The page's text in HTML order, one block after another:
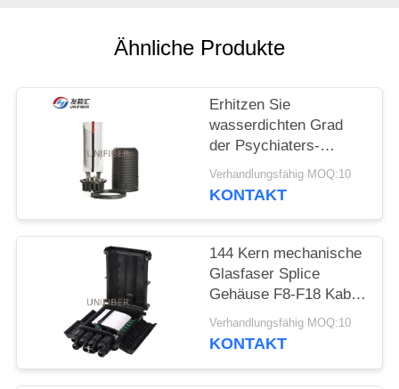
SITEMAP
PRIVACY
POLICY
Ähnliche Produkte
Erhitzen Sie
wasserdichten Grad
der Psychiaters-
Hauben-Faser-
Optikspleiß-
Verhandlungsfähig MOQ:10
KONTAKT
144 Kern mechanische
Glasfaser Splice
Gehäuse F8-F18 Kabel
Durchmesser
Verhandlungsfähig MOQ:10
KONTAKT